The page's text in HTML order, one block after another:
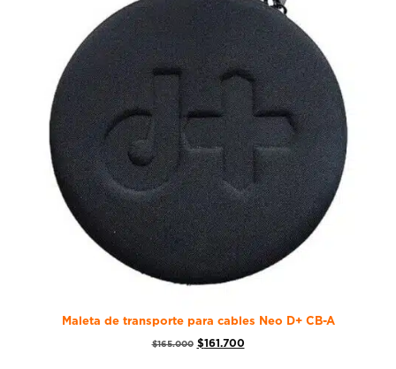
Maleta de transporte para cables Neo D+ CB-A
$165.000 $161.700